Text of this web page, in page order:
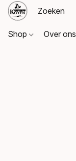
Shop Over ons